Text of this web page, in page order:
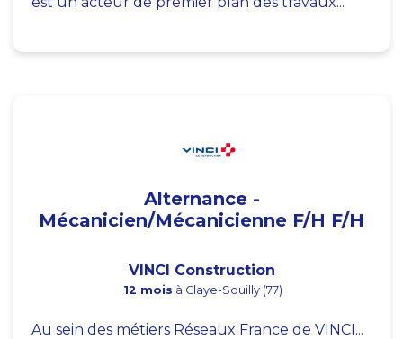
Alternance -
Mécanicien/Mécanicienne F/H F/H
VINCI Construction
12 mois à Claye-Souilly (77)
Au sein des métiers Réseaux France de VINCI...